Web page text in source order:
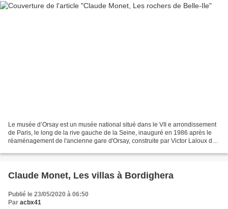
Le musée d’Orsay est un musée national situé dans le VII e arrondissement
de Paris, le long de la rive gauche de la Seine, inauguré en 1986 après le
réaménagement de l'ancienne gare d'Orsay, construite par Victor Laloux de
Claude Monet, Les villas à Bordighera
Publié le 23/05/2020 à 06:50
Par acbx41